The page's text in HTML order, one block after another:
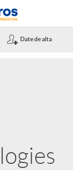
Date de alta